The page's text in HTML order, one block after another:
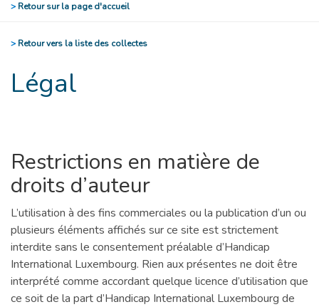
> Retour sur la page d'accueil
> Retour vers la liste des collectes
Légal
Restrictions en matière de
droits d’auteur
L’utilisation à des fins commerciales ou la publication d’un ou
plusieurs éléments affichés sur ce site est strictement
interdite sans le consentement préalable d’Handicap
International Luxembourg. Rien aux présentes ne doit être
interprété comme accordant quelque licence d’utilisation que
ce soit de la part d’Handicap International Luxembourg de